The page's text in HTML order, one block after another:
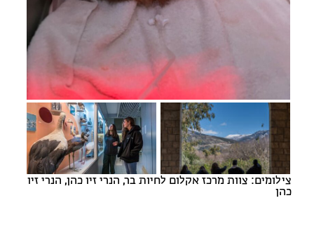
צילומים: צוות מרכז אקלום לחיות בר, הנרי זיו כהן, הנרי זיו
כהן